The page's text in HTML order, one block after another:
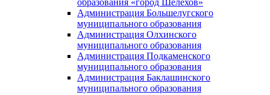
Администрация Большелугского
муниципального образования
Администрация Олхинского
муниципального образования
Администрация Подкаменского
муниципального образования
Администрация Баклашинского
муниципального образования